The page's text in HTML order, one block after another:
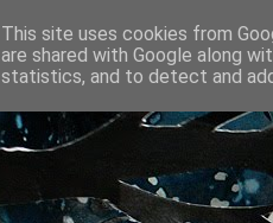
This site uses cookies from
are shared with Google along
statistics, and to detect and